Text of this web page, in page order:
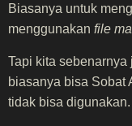
Biasanya untuk
menggunakan file
Tapi kita
biasanya bisa Sobat
tidak bisa digunakan.